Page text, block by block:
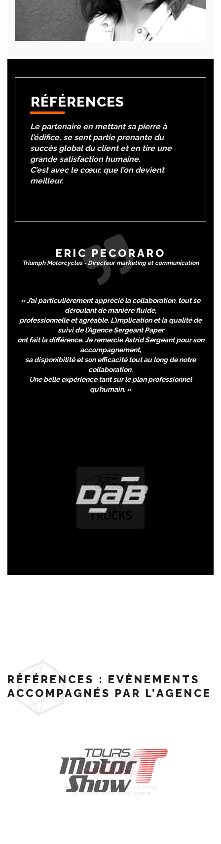
RÉFÉRENCES
Le partenaire en mettant sa pierre à
l’édifice, se sent partie prenante du
succès global du client et en tire une
grande satisfaction humaine.
C’est avec le cœur, que l’on devient
meilleur.
ERIC PECORARO
Triumph Motorcycles - Directeur marketing et communication
« J’ai particulièrement apprécié la collaboration, tout se
déroulant de manière fluide,
professionnelle et agréable. L’implication et la qualité de
suivi de l’Agence Sergeant Paper
ont fait la différence. Je remercie Astrid Sergeant pour son
accompagnement,
sa disponibilité et son efficacité tout au long de notre
collaboration.
Une belle expérience tant sur le plan professionnel
qu’humain. »
RÉFÉRENCES : EVÈNEMENTS
ACCOMPAGNÉS PAR L’AGENCE